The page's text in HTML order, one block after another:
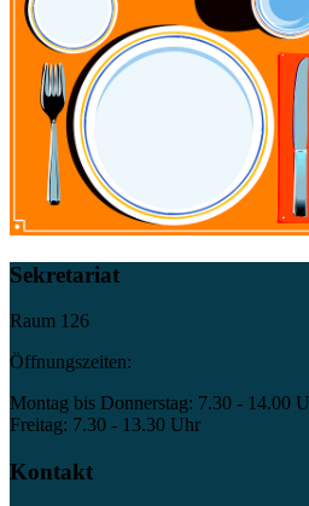
Sekretariat
Raum 126
Öffnungszeiten:
Montag bis Donnerstag: 7.30 - 14.00
Freitag: 7.30 - 13.30 Uhr
Kontakt